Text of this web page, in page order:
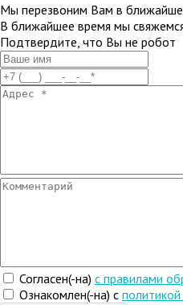
Мы перезвоним Вам в
В ближайшее время мы
Подтвердите, что Вы не робот
Согласен(-на) c правилами
Ознакомлен(-на) с